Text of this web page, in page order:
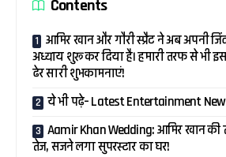
Contents
आमिर खान और गौरी स्प्रैट ने अब अपनी
अध्याय शुरू कर दिया है। हमारी तरफ से भी
ढेर सारी शुभकामनाएं!
ये भी पढ़े– Latest Entertainment
Aamir Khan Wedding: आमिर खान की
तेज, सजने लगा सुपरस्टार का घर!